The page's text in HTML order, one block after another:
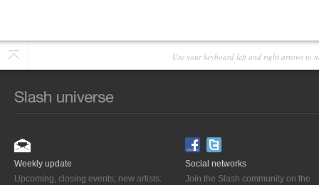
Use your keyboard left and right arrows to
Weekly update
Upcoming, closing events; new artists:
Social networks
Join the Slash community on the